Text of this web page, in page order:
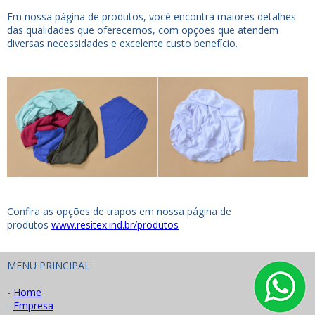
Em nossa página de produtos, você encontra maiores detalhes
das qualidades que oferecemos, com opções que atendem
diversas necessidades e excelente custo benefício.
Confira as opções de trapos em nossa página de
produtos www.resitex.ind.br/produtos
MENU PRINCIPAL:
- Home
- Empresa